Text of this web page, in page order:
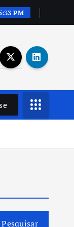
PM
Pesquisar